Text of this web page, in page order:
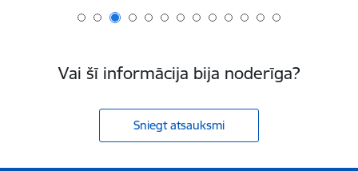
Vai šī informācija bija noderīga?
Sniegt atsauksmi